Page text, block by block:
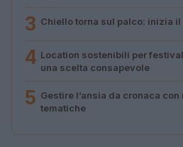
3 Chiello torna sul palco: inizia
4 Location sostenibili per
una scelta consapevole
5 Gestire l’ansia da cronaca
tematiche